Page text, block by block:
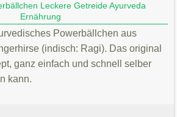
Leckere Getreide Ayurveda
Ernährung
Powerbällchen aus
(indisch: Ragi). Das original
ganz einfach und schnell selber
kann.